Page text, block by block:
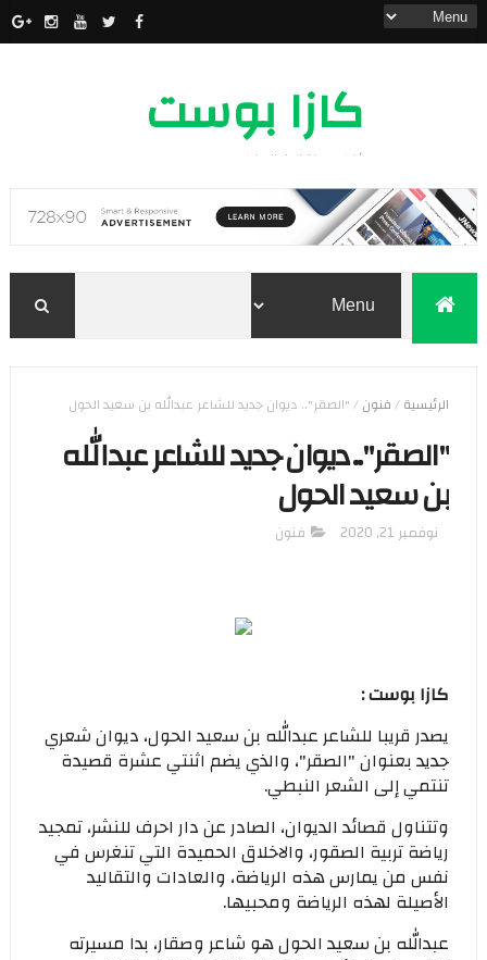
كازا بوست
أخبار مدينة الدار البيضاء
الرئيسية/فنون/"الصقر".. ديوان جديد للشاعر عبدالله بن سعيد الحول
"الصقر".. ديوان جديد للشاعر عبدالله
بن سعيد الحول
نوفمبر 21, 2020 فنون
كازا بوست :
يصدر قريبا للشاعر عبدالله بن سعيد الحول، ديوان شعري
جديد بعنوان "الصقر"، والذي يضم اثنتي عشرة قصيدة
تنتمي إلى الشعر النبطي.
وتتناول قصائد الديوان، الصادر عن دار احرف للنشر، تمجيد
رياضة تربية الصقور، والاخلاق الحميدة التي تنغرس في
نفس من يمارس هذه الرياضة، والعادات والتقاليد
الأصيلة لهذه الرياضة ومحبيها.
عبدالله بن سعيد الحول هو شاعر وصقار، بدا مسيرته